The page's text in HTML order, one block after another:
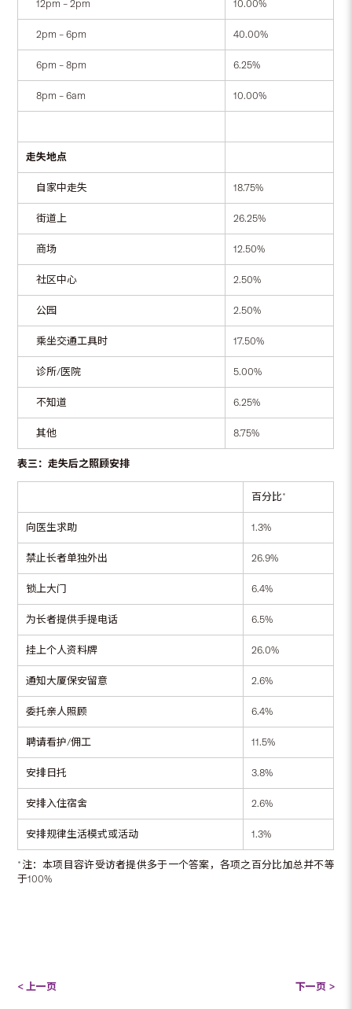
12pm – 2pm 10.00%
2pm – 6pm 40.00%
6pm – 8pm 6.25%
8pm – 6am 10.00%
走失地点
自家中走失 18.75%
街道上 26.25%
商场 12.50%
社区中心 2.50%
公园 2.50%
乘坐交通工具时 17.50%
诊所/医院 5.00%
不知道 6.25%
其他 8.75%
表三：走失后之照顾安排
百分比*
向医生求助 1.3%
禁止长者单独外出 26.9%
锁上大门 6.4%
为长者提供手提电话 6.5%
挂上个人资料牌 26.0%
通知大厦保安留意 2.6%
委托亲人照顾 6.4%
聘请看护/佣工 11.5%
安排日托 3.8%
安排入住宿舍 2.6%
安排规律生活模式或活动 1.3%
*注：本项目容许受访者提供多于一个答案，各项之百分比加总并不等
于100%
< 上一页 下一页 >